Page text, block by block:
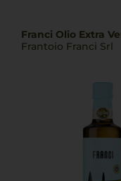
Franci Olio Extra
Frantoio Franci Srl